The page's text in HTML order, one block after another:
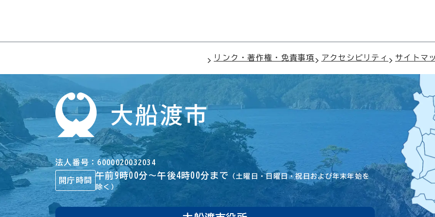
リンク・著作権・免責事項 アクセシビリティ サイトマ
法人番号 6000020032034
開庁時間
午前9時00分～午後4時00分まで （土曜日・日曜日・祝日および年末年始を
除く）